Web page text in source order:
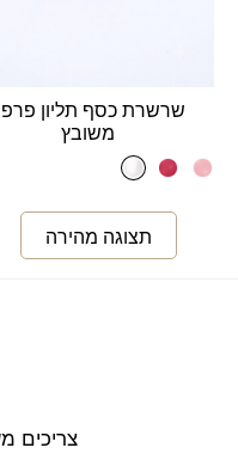
שרשרת כסף תליון
משובץ
צריכים